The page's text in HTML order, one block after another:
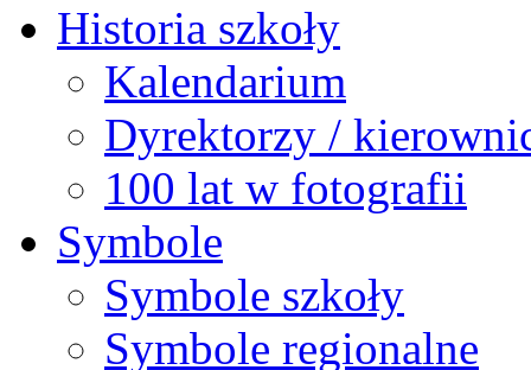
Historia szkoły
Kalendarium
Dyrektorzy /
100 lat w fotografii
Symbole
Symbole szkoły
Symbole regionalne